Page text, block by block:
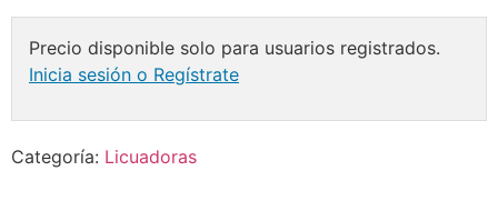
Precio disponible solo para usuarios registrados.
Inicia sesión o Regístrate
Categoría: Licuadoras